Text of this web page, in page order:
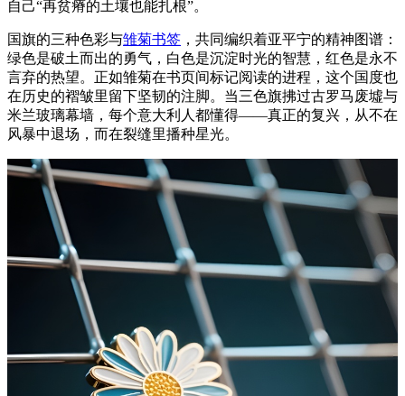
自己“再贫瘠的土壤也能扎根”。
国旗的三种色彩与雏菊书签 ，共同编织着亚平宁的精神图谱：
绿色是破土而出的勇气，白色是沉淀时光的智慧，红色是永不
言弃的热望。正如雏菊在书页间标记阅读的进程，这个国度也
在历史的褶皱里留下坚韧的注脚。当三色旗拂过古罗马废墟与
米兰玻璃幕墙，每个意大利人都懂得——真正的复兴，从不在
风暴中退场，而在裂缝里播种星光。